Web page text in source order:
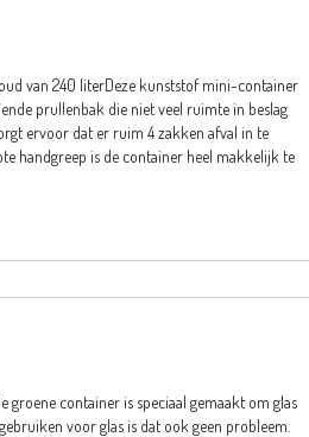
van 240 literDeze kunststof mini-container
prullenbak die niet veel ruimte in beslag
ervoor dat er ruim 4 zakken afval in te
handgreep is de container heel makkelijk te
groene container is speciaal gemaakt om glas
voor glas is dat ook geen probleem.